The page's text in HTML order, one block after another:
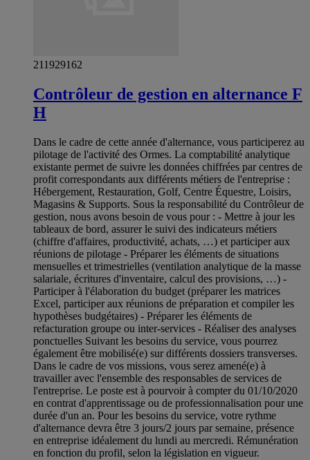
211929162
Contrôleur de gestion en alternance F
H
Dans le cadre de cette année d'alternance, vous participerez au
pilotage de l'activité des Ormes. La comptabilité analytique
existante permet de suivre les données chiffrées par centres de
profit correspondants aux différents métiers de l'entreprise :
Hébergement, Restauration, Golf, Centre Équestre, Loisirs,
Magasins & Supports. Sous la responsabilité du Contrôleur de
gestion, nous avons besoin de vous pour : - Mettre à jour les
tableaux de bord, assurer le suivi des indicateurs métiers
(chiffre d'affaires, productivité, achats, …) et participer aux
réunions de pilotage - Préparer les éléments de situations
mensuelles et trimestrielles (ventilation analytique de la masse
salariale, écritures d'inventaire, calcul des provisions, …) -
Participer à l'élaboration du budget (préparer les matrices
Excel, participer aux réunions de préparation et compiler les
hypothèses budgétaires) - Préparer les éléments de
refacturation groupe ou inter-services - Réaliser des analyses
ponctuelles Suivant les besoins du service, vous pourrez
également être mobilisé(e) sur différents dossiers transverses.
Dans le cadre de vos missions, vous serez amené(e) à
travailler avec l'ensemble des responsables de services de
l'entreprise. Le poste est à pourvoir à compter du 01/10/2020
en contrat d'apprentissage ou de professionnalisation pour une
durée d'un an. Pour les besoins du service, votre rythme
d'alternance devra être 3 jours/2 jours par semaine, présence
en entreprise idéalement du lundi au mercredi. Rémunération
en fonction du profil, selon la législation en vigueur.